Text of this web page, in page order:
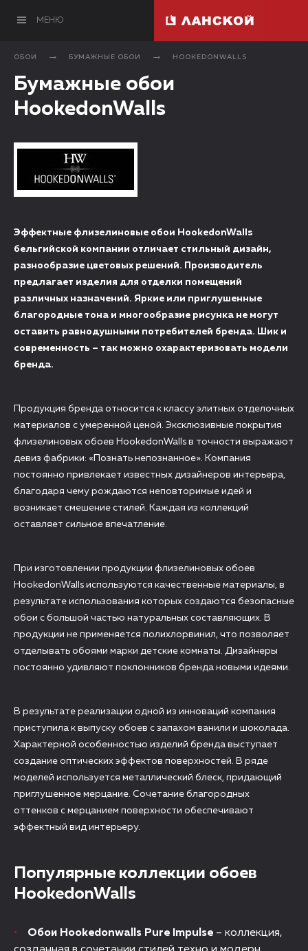
МЕНЮ
ОБОИ БУМАЖНЫЕ ОБОИ HOOKEDONWALLS
Бумажные обои
HookedonWalls
Эффектные флизелиновые обои HookedonWalls
бельгийской компании отличает стильный дизайн,
разнообразие цветовых решений. Производитель
предлагает изделия для отделки помещений
различных назначений. Яркие или приглушенные
благородные тона и многообразие рисунка не могут
оставить равнодушными потребителей бренда. Шик и
современность – так можно охарактеризовать модели
бренда.
Продукция бренда относится к классу элитных отделочных
материалов с умеренной ценой. Эксклюзивные покрытия
флизелиновых обоев HookedonWalls в точности выражают
девиз фабрики: «Познать непознанное». Компания
постоянно привлекает известных дизайнеров интерьера,
благодаря чему рождаются неповторимые идей и
возникает смешение стилей. Каждая из коллекций
оставляет сильное впечатление.
При изготовлении продукции флизелиновых обоев
HookedonWalls используются качественные материалы, в
результате использования которых создаются безопасные
обои с большой частью натуральных составляющих. В
продукции не применяется полихлорвинил, что позволяет
отделывать обоями марки детские комнаты. Дизайнеры
постоянно удивляют поклонников бренда новыми идеями.
В результате реализации одной из инноваций компания
приступила к выпуску обоев с запахом ванили и шоколада.
Характерной особенностью изделий бренда выступает
создание оптических эффектов поверхностей. В ряде
моделей используется металлический блеск, придающий
приглушенное мерцание. Сочетание благородных
оттенков с мерцанием поверхности обеспечивают
эффектный вид интерьеру.
Популярные коллекции обоев
HookedonWalls
Обои Hookedonwalls Pure Impulse – коллекция,